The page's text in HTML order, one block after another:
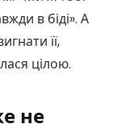
в біді». А
її,
цілою.
не